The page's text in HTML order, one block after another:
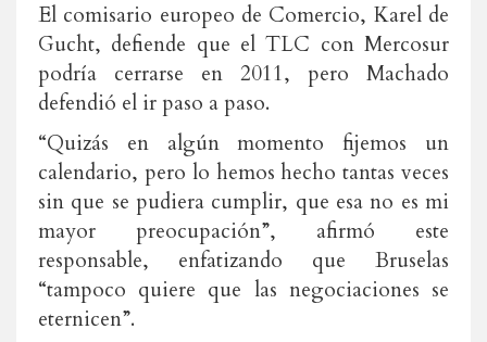
El comisario europeo de Comercio, Karel de
Gucht, defiende que el TLC con Mercosur
podría cerrarse en 2011, pero Machado
defendió el ir paso a paso.
“Quizás en algún momento fijemos un
calendario, pero lo hemos hecho tantas veces
sin que se pudiera cumplir, que esa no es mi
mayor preocupación”, afirmó este
responsable, enfatizando que Bruselas
“tampoco quiere que las negociaciones se
eternicen”.